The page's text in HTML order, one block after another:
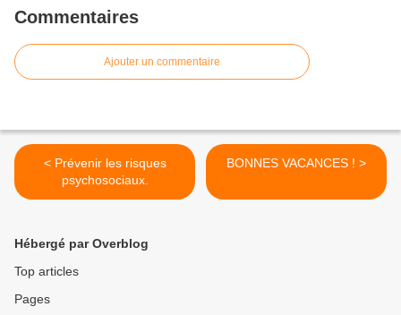
Commentaires
Ajouter un commentaire
< Prévenir les risques
psychosociaux.
BONNES VACANCES ! >
Hébergé par Overblog
Top articles
Pages